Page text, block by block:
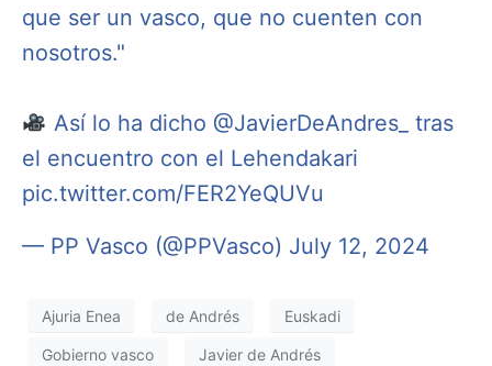
que ser un vasco, que no cuenten con
nosotros."
Así lo ha dicho @JavierDeAndres_
tras
el encuentro con el Lehendakari
pic.twitter.com/FER2YeQUVu
— PP Vasco (@PPVasco) July 12, 2024
Ajuria Enea de Andrés Euskadi
Gobierno vasco Javier de Andrés